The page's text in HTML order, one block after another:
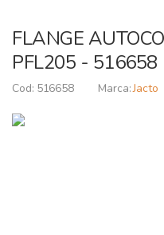
FLANGE
PFL205 - 516658
516658 Jacto